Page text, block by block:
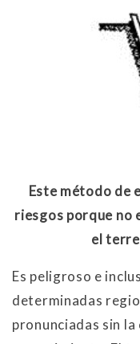
Este método de
riesgos porque no
el
Es peligroso e
determinadas
pronunciadas sin